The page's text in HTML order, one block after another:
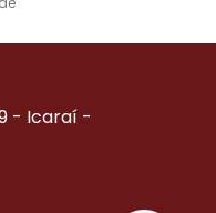
- Icaraí -